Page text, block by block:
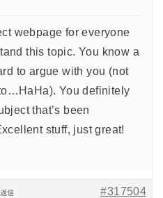
webpage for everyone
this topic. You know a
to argue with you (not
You definitely
that’s been
stuff, just great!
#317504
返信